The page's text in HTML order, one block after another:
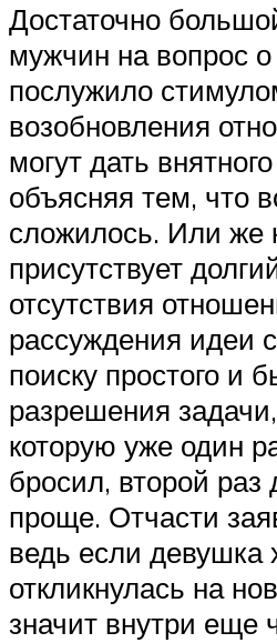
Достаточно
мужчин на вопрос
послужило
возобновления
могут дать
объясняя тем, что
сложилось. Или же
присутствует
отсутствия
рассуждения идеи
поиску простого и
разрешения
которую уже один
бросил, второй раз
проще. Отчасти
ведь если девушка
откликнулась на
значит внутри еще